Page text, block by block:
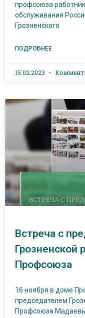
профсоюза
обслуживания
Грозненского
ПОДРОБНЕЕ
15.02.2023
Встреча с
Грозненской
Профсоюза
16 ноября в доме
председателем
Профсоюза